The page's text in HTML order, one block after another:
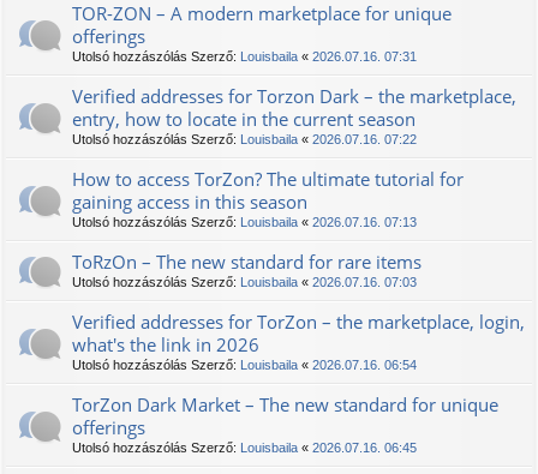
TOR-ZON – A modern marketplace for unique
offerings
Utolsó hozzászólás Szerző: Louisbaila « 2026.07.16. 07:31
Verified addresses for Torzon Dark – the marketplace,
entry, how to locate in the current season
Utolsó hozzászólás Szerző: Louisbaila « 2026.07.16. 07:22
How to access TorZon? The ultimate tutorial for
gaining access in this season
Utolsó hozzászólás Szerző: Louisbaila « 2026.07.16. 07:13
TоRzOn – The new standard for rare items
Utolsó hozzászólás Szerző: Louisbaila « 2026.07.16. 07:03
Verified addresses for TorZon – the marketplace, login,
what's the link in 2026
Utolsó hozzászólás Szerző: Louisbaila « 2026.07.16. 06:54
TorZon Dark Market – The new standard for unique
offerings
Utolsó hozzászólás Szerző: Louisbaila « 2026.07.16. 06:45